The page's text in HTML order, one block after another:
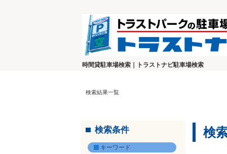
時間貸駐車場検索｜トラストナビ駐車場検索
検索結果一覧
検索条件
キーワード
検